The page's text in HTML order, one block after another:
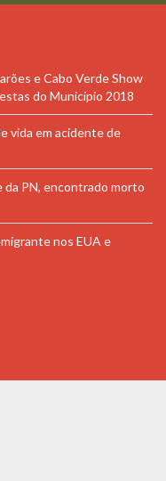
e Cabo Verde Show
do Município 2018
vida em acidente de
da PN, encontrado morto
nos EUA e